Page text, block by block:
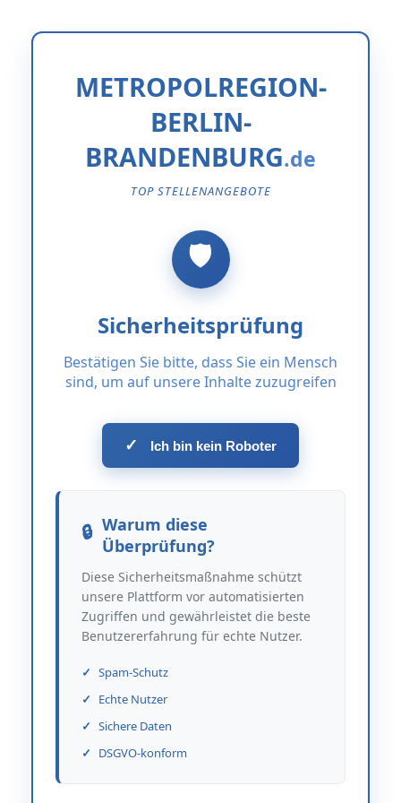
METROPOLREGION-
BERLIN-
BRANDENBURG
TOP STELLENANGEBOTE
Sicherheitsprüfung
Bestätigen Sie bitte, dass Sie ein Mensch
sind, um auf unsere Inhalte zuzugreifen
✓ Ich bin kein Roboter
Warum diese
Überprüfung?
Diese Sicherheitsmaßnahme schützt
unsere Plattform vor automatisierten
Zugriffen und gewährleistet die beste
Benutzererfahrung für echte Nutzer.
Spam-Schutz
Echte Nutzer
Sichere Daten
DSGVO-konform